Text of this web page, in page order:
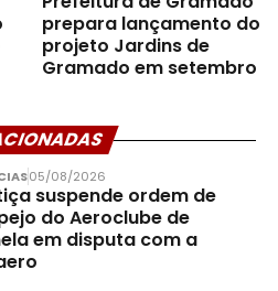
prepara lançamento do
projeto Jardins de
Gramado em setembro
05/08/2026
suspende ordem de
do Aeroclube de
em disputa com a